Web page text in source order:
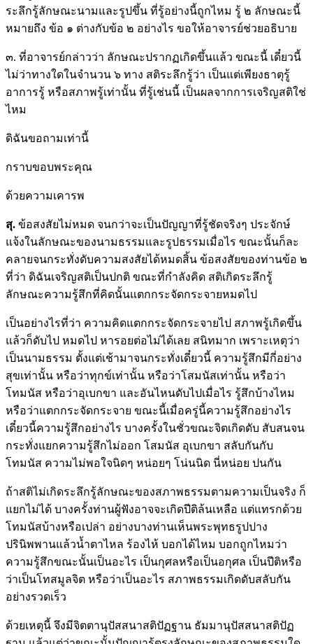
ระลึกรู้ลักษณะนามและรูปขึ้น ที่รู้อย่างนี้ถูกไหม รู้ ๒ ลักษณะนี้
หมายถึง ข้อ ๑ ต่างกับข้อ ๒ อย่างไร ขอให้อาจารย์ช่วยอธิบาย
๓. ที่อาจารย์กล่าวว่า ลักษณะปรากฏเกิดขึ้นแล้ว ขณะนี้ เดี๋ยวนี้
ไม่ว่าทางใดในจำนวน ๖ ทาง สติระลึกรู้ว่า เป็นแต่เพียงธาตุรู้
อาการรู้ หรือสภาพรู้เท่านั้น ที่รู้เช่นนี้ เป็นผลจากการเจริญสติใช่
ไหม
ดิฉันขอถามเท่านี้
กราบขอบพระคุณ
ด้วยความเคารพ
สุ. ข้อสงสัยไม่หมด จนกว่าจะเป็นปัญญาที่รู้ชัดจริงๆ ประจักษ์
แจ้งในลักษณะของนามธรรมและรูปธรรมเมื่อไร ขณะนั้นก็ละ
คลายจนกระทั่งดับความสงสัยได้หมดสิ้น ข้อสงสัยของท่านข้อ ๒
ที่ว่า ดิฉันเจริญสติเป็นปกติ ขณะที่กำลังคิด สติเกิดระลึกรู้
ลักษณะความรู้สึกที่คิดนั้นแตกกระจัดกระจายหมดไป
เป็นอย่างไรที่ว่า ความคิดแตกกระจัดกระจายไป สภาพรู้เกิดขึ้น
แล้วก็ดับไป หมดไป หารอยต่อไม่ได้เลย สนิทมาก เพราะเหตุว่า
เป็นนามธรรม ตั้งแต่เช้ามาจนกระทั่งเดี๋ยวนี้ ความรู้สึกมีกี่อย่าง
สุขเท่านั้น หรือว่าทุกข์เท่านั้น หรือว่าโสมนัสเท่านั้น หรือว่า
โทมนัส หรือว่าอุเบกขา และอันไหนดับไปเมื่อไร รู้สึกบ้างไหม
หรือว่าแตกกระจัดกระจาย ขณะนี้เมื่อครู่นี้ความรู้สึกอย่างไร
เดี๋ยวนี้ความรู้สึกอย่างไร บางครั้งในชั่วขณะจิตเกิดดับ สับสนจน
กระทั่งแยกความรู้สึกไม่ออก โสมนัส อุเบกขา สลับกันกับ
โทมนัส ความไม่พอใจนิดๆ หน่อยๆ โน่นนิด นี่หน่อย ปนกัน
ถ้าสติไม่เกิดระลึกรู้ลักษณะของสภาพธรรมตามความเป็นจริง ก็
แยกไม่ได้ บางครั้งท่านผู้ฟังอาจจะเกิดปีติล้นเหลือ แต่แทรกด้วย
โทมนัสบ้างหรือเปล่า อย่างบางท่านเห็นพระพุทธรูปปาง
ปรินิพพานแล้วน้ำตาไหล ร้องไห้ บอกได้ไหม บอกถูกไหมว่า
ความรู้สึกขณะนั้นเป็นอะไร เป็นกุศลหรือเป็นอกุศล เป็นปีติหรือ
ว่าเป็นโทสมูลจิต หรือว่าเป็นอะไร สภาพธรรมเกิดดับสลับกัน
อย่างรวดเร็ว
ด้วยเหตุนี้ จึงมีจิตตานุปัสสนาสติปัฏฐาน ธัมมานุปัสสนาสติปัฏ